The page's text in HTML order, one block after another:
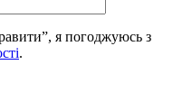
я погоджуюсь з
.